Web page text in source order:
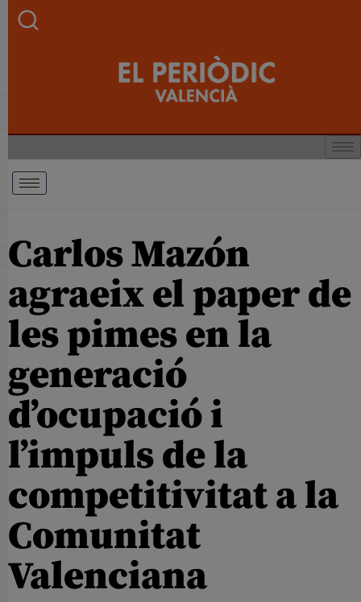
Carlos Mazón
agraeix el paper de
les pimes en la
generació
d’ocupació i
l’impuls de la
competitivitat a la
Comunitat
Valenciana